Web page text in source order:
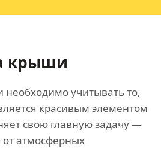
крыши
учитывать то,
красивым элементом
свою главную задачу —
атмосферных